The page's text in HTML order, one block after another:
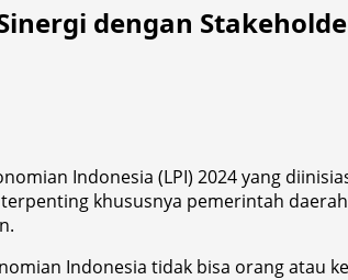
dengan
Indonesia (LPI) 2024 yang
khususnya pemerintah
Indonesia tidak bisa orang atau